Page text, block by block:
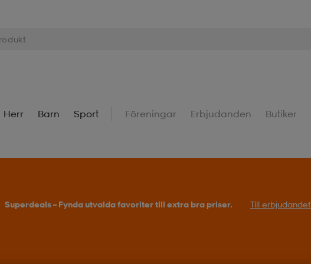
Herr Barn Sport Föreningar Erbjudanden Butiker
Superdeals – Fynda utvalda favoriter till extra bra priser. Till erbjudandet